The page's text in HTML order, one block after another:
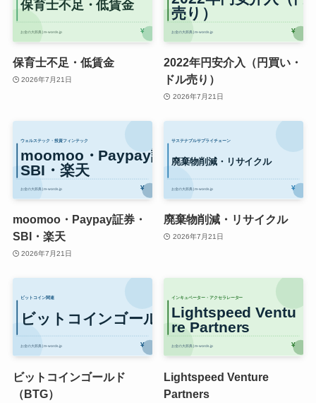
保育士不足・低賃金
2026年7月21日
2022年円安介入（円買い・
ドル売り）
2026年7月21日
moomoo・Paypay証券・
SBI・楽天
2026年7月21日
廃棄物削減・リサイクル
2026年7月21日
ビットコインゴールド
（BTG）
Lightspeed Venture
Partners